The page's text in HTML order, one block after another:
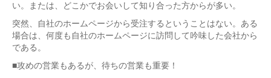
い。または、どこかでお会いして知り合った方からが多い。
突然、自社のホームページから受注するということはない。ある
場合は、何度も自社のホームページに訪問して吟味した会社から
である。
■攻めの営業もあるが、待ちの営業も重要！